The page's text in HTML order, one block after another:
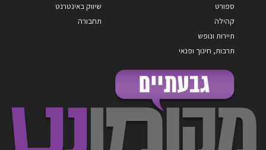
ספורט
קהילה
תיירות ונופש
תרבות, חינוך ופנאי
שיווק באינטרנט
תחבורה